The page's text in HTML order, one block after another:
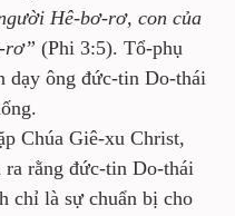
Hê-bơ-rơ, con của
rơ” (Phi 3:5). Tổ-phụ
dạy ông đức-tin Do-thái
Chúa Giê-xu Christ,
ra rằng đức-tin Do-thái
chỉ là sự chuẩn bị cho